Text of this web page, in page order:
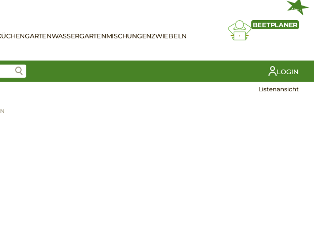
WASSERGARTENMISCHUNGENZWIEBELN
NEU
BEETPLANER
LOGIN
Listenansicht